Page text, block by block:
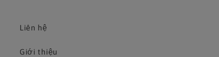
Liên hệ
Giới thiệu